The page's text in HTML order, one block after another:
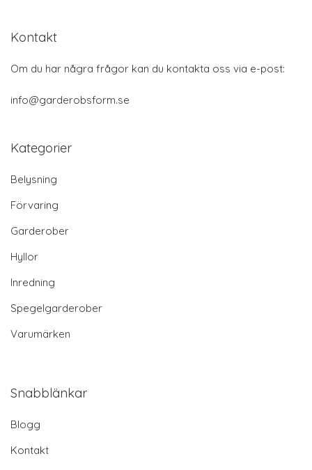
Kontakt
Om du har några frågor kan du kontakta oss via e-post:
info@garderobsform.se
Kategorier
Belysning
Förvaring
Garderober
Hyllor
Inredning
Spegelgarderober
Varumärken
Snabblänkar
Blogg
Kontakt